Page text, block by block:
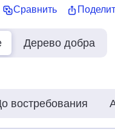
Сравнить
Дерево добра
востребования